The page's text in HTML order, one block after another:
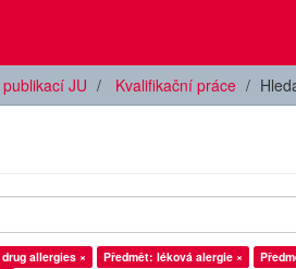
JU Kvalifikační práce
allergies × Předmět: léková alergie ×